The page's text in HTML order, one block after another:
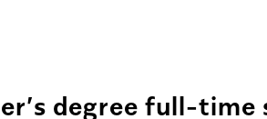
degree full-time